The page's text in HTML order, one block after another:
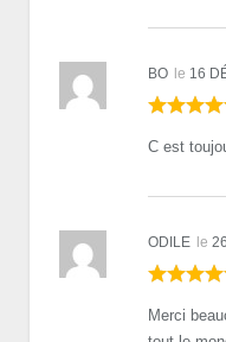
BO le 16
C est
ODILE le
Merci